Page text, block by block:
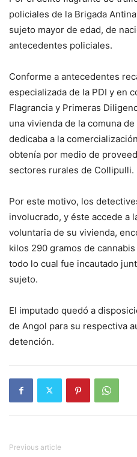
policiales de la Brigada
sujeto mayor de edad, de
antecedentes policiales.
Conforme a antecedentes
especializada de la PDI y en
Flagrancia y Primeras
una vivienda de la comuna
dedicaba a la
obtenía por medio de
sectores rurales de Collipulli.
Por este motivo, los
involucrado, y éste accede a
voluntaria de su vivienda,
kilos 290 gramos de
todo lo cual fue incautado
sujeto.
El imputado quedó a
de Angol para su respectiva
detención.
Previous article